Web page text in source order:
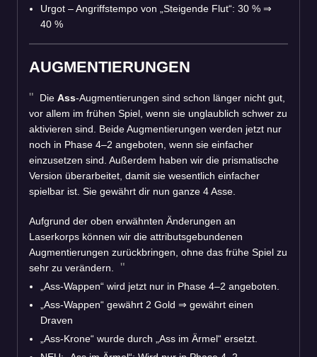
Urgot – Angriffstempo von „Steigende Flut“: 30 % ⇒
40 %
AUGMENTIERUNGEN
Die Ass-Augmentierungen sind schon länger nicht gut,
vor allem im frühen Spiel, wenn sie unglaublich schwer zu
aktivieren sind. Beide Augmentierungen werden jetzt nur
noch in Phase 4–2 angeboten, wenn sie einfacher
einzusetzen sind. Außerdem haben wir die prismatische
Version überarbeitet, damit sie wesentlich einfacher
spielbar ist. Sie gewährt dir nun ganze 4 Asse.
Aufgrund der oben erwähnten Änderungen an
Laserkorps können wir die attributsgebundenen
Augmentierungen zurückbringen, ohne das frühe Spiel zu
sehr zu verändern.
„Ass-Wappen“ wird jetzt nur in Phase 4–2 angeboten.
„Ass-Wappen“ gewährt 2 Gold ⇒ gewährt einen
Draven
„Ass-Krone“ wurde durch „Ass im Ärmel“ ersetzt.